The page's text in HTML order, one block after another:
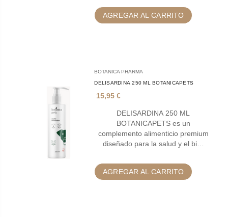
AGREGAR AL CARRITO
BOTANICA PHARMA
DELISARDINA 250 ML BOTANICAPETS
15,95 €
DELISARDINA 250 ML
BOTANICAPETS es un
complemento alimenticio premium
diseñado para la salud y el bi…
AGREGAR AL CARRITO